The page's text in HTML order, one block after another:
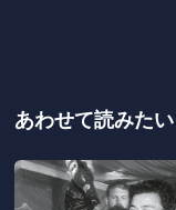
あわせて読みたい